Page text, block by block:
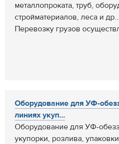
металлопроката, труб,
стройматериалов, леса и др…
Перевозку грузов
Оборудование для УФ-
линиях укуп...
Оборудование для УФ-
укупорки, розлива,